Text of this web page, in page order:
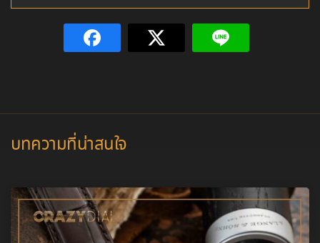
บทความที่น่าสนใจ